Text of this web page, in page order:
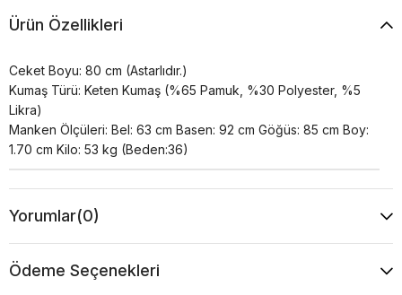
Ürün Özellikleri
Ceket Boyu: 80 cm (Astarlıdır.)
Kumaş Türü: Keten Kumaş (%65 Pamuk, %30 Polyester, %5
Likra)
Manken Ölçüleri: Bel: 63 cm Basen: 92 cm Göğüs: 85 cm Boy:
1.70 cm Kilo: 53 kg (Beden:36)
Yorumlar(0)
Ödeme Seçenekleri